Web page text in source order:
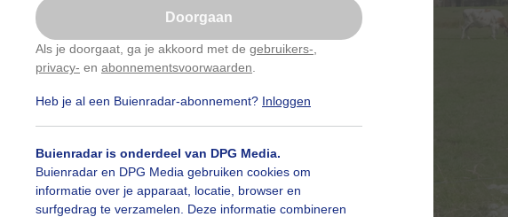
Doorgaan
Als je doorgaat, ga je akkoord met de gebruikers-
privacy- en abonnementsvoorwaarden
Heb je al een Buienradar-abonnement? Inloggen
Buienradar is onderdeel van DPG Media.
Buienradar en DPG Media gebruiken cookies om
informatie over je apparaat, locatie, browser en
surfgedrag te verzamelen. Deze informatie combineren
Nu niet, misschien later
Gebruik je Safari en wil je niet elke dag deze pop-up
Klikhierom dit aan te passen